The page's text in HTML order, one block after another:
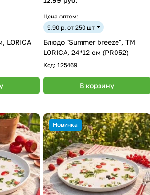
LORICA
Цена оптом:
9.90 р. от 250 шт
Блюдо "Summer breeze", ТМ
LORICA, 24*12 см (PR052)
Код: 125469
В корзину
Новинка